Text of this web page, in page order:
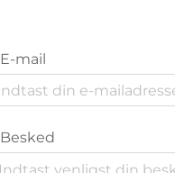
E-mail
Besked